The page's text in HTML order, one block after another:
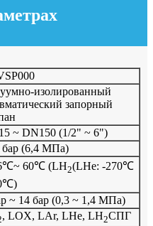
изолированный
запорный
~ DN150 (1/2" ~ 6")
бар (6,4 МПа)
60℃ (LH2(LHe: -270℃
~ 14 бар (0,3 ~ 1,4 МПа)
, LOX, LAr, LHe, LH2СПГ